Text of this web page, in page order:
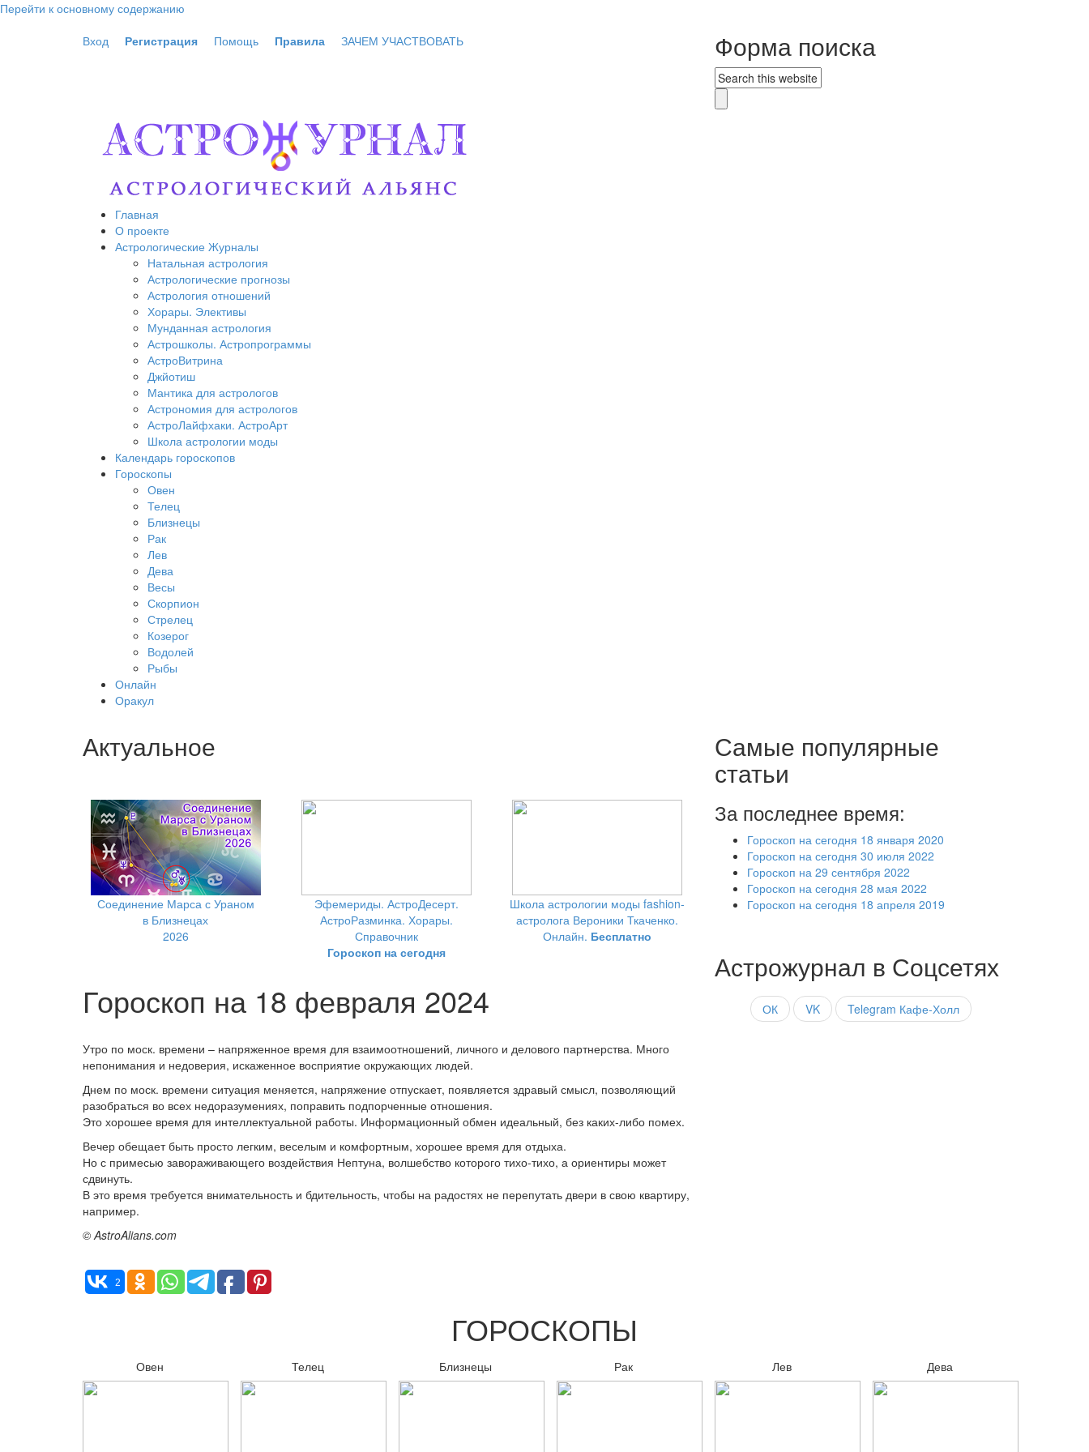
Перейти к основному содержанию
Вход
Регистрация Помощь Правила ЗАЧЕМ УЧАСТВОВАТЬ Форма поиска
Главная
О проекте
Астрологические Журналы
Натальная астрология
Астрологические прогнозы
Астрология отношений
Хорары. Элективы
Мунданная астрология
Астрошколы. Астропрограммы
АстроВитрина
Джйотиш
Мантика для астрологов
Астрономия для астрологов
АстроЛайфхаки. АстроАрт
Школа астрологии моды
Календарь гороскопов
Гороскопы
Овен
Телец
Близнецы
Рак
Лев
Дева
Весы
Скорпион
Стрелец
Козерог
Водолей
Рыбы
Онлайн
Оракул
Актуальное
Соединение Марса с Ураном
в Близнецах
2026
Эфемериды. АстроДесерт.
АстроРазминка. Хорары.
Справочник
Гороскоп на сегодня
Школа астрологии моды fashion-
астролога Вероники Ткаченко.
Онлайн. Бесплатно
Гороскоп на 18 февраля 2024
Утро по моск. времени – напряженное время для взаимоотношений, личного и делового партнерства. Много
непонимания и недоверия, искаженное восприятие окружающих людей.
Днем по моск. времени ситуация меняется, напряжение отпускает, появляется здравый смысл, позволяющий
разобраться во всех недоразумениях, поправить подпорченные отношения.
Это хорошее время для интеллектуальной работы. Информационный обмен идеальный, без каких-либо помех.
Вечер обещает быть просто легким, веселым и комфортным, хорошее время для отдыха.
Но с примесью завораживающего воздействия Нептуна, волшебство которого тихо-тихо, а ориентиры может
сдвинуть.
В это время требуется внимательность и бдительность, чтобы на радостях не перепутать двери в свою квартиру,
например.
© AstroAlians.com
2
Самые популярные
статьи
За последнее время:
Гороскоп на сегодня 18 января 2020
Гороскоп на сегодня 30 июля 2022
Гороскоп на 29 сентября 2022
Гороскоп на сегодня 28 мая 2022
Гороскоп на сегодня 18 апреля 2019
Астрожурнал в Соцсетях
ОК VK Telegram Кафе-Холл
ГОРОСКОПЫ
Овен Телец Близнецы Рак Лев Дева